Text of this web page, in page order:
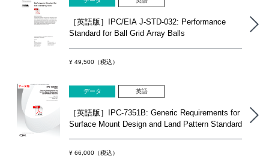
［英語版］IPC/EIA J-STD-032: Performance
Standard for Ball Grid Array Balls
¥ 49,500（税込）
データ 英語
［英語版］IPC-7351B: Generic Requirements for
Surface Mount Design and Land Pattern Standard
¥ 66,000（税込）